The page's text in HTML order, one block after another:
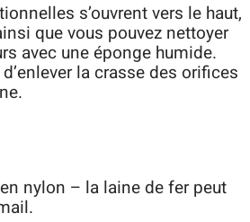
s’ouvrent vers le haut,
que vous pouvez nettoyer
avec une éponge humide.
la crasse des orifices
nylon – la laine de fer peut